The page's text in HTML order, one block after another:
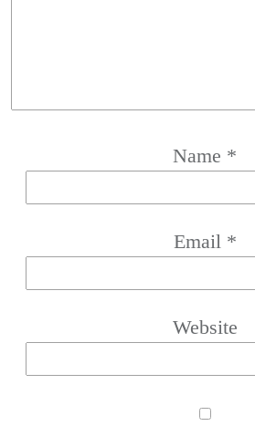
Name *
Email *
Website